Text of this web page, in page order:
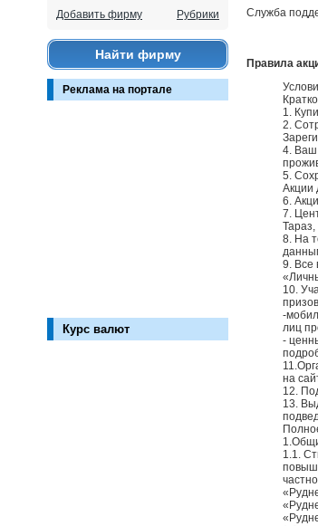
Добавить фирму Рубрики
Найти фирму
Реклама на портале
Курс валют
Служба
Правила
1.
2.
4. Ваш
5.
Акции
6.
7.
8. На
9. Все
10.
-
лиц
-
на
12.
13.
1.1.